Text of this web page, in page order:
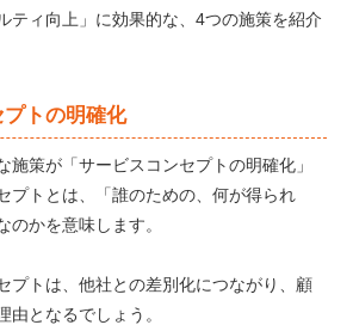
ティ向上」に効果的な、4つの施策を紹介
トの明確化
施策が「サービスコンセプトの明確化」
プトとは、「誰のための、何が得られ
のかを意味します。
プトは、他社との差別化につながり、顧
由となるでしょう。